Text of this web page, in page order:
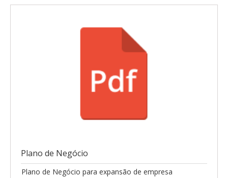
Plano de Negócio
Plano de Negócio para expansão de empresa